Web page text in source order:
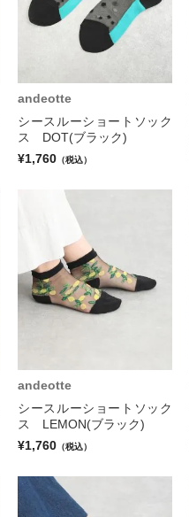
andeotte
シースルーショートソック
ス DOT(ブラック)
¥1,760 （税込）
andeotte
シースルーショートソック
ス LEMON(ブラック)
¥1,760 （税込）